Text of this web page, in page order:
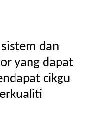
dan
yang dapat
cikgu